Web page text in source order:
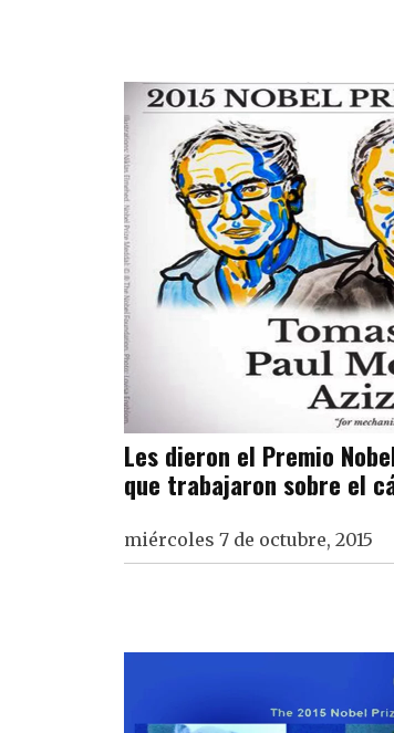
Les dieron el Premio
que trabajaron sobre el
miércoles 7 de octubre, 2015